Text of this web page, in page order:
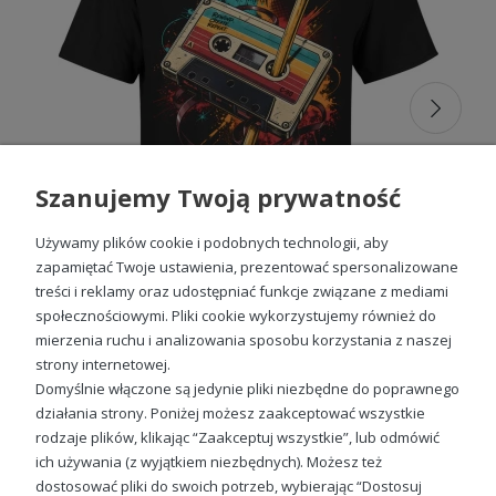
idealnie odpowiadać Twoim gustom. Dzięki szerokiemu
wyborowi wzorów i kolorów, każdaKpop koszulka
jest
dopracowana pod względem estetyki i detali, co sprawia, że
każdy fan K-popu znajdzie coś dla siebie. Oferujemy różne
rozmiary, tak aby każdy mógł znaleźć produkt, który spełni
jego oczekiwania. Co więcej, nasza kolekcja
muzycznych męskich z nadrukiemnie tylko podkreśla
zainteresowanie K-popem, ale także wprowadza element
Koszulki z nadrukiem Kpop –
wyjątkowy sposób na wyrażenie
siebie
Naszekoszulki z nadrukiem Kpopto doskonała okazja,
aby wyróżnić się na ulicy i podkreślić swoje muzyczne
zainteresowania. Każda
zaprojektowana, z dbałością o szczegóły, co sprawia, że
doskonale nadaje się do noszenia na co dzień oraz na
specjalne okazje. Grafiki na naszychkoszulkach z
nadrukiemsą trwałe, a kolory intensywne, co gwarantuje,
że Twój ulubiony motyw będzie cieszyć oko przez długi
czas. Dzięki trwałym materiałom nasze koszulki nie tracą na
Kaseta magnetofonowa muzyka lata 80 Męska koszulka
Sprawdź nasze social media
Szanujemy Twoją prywatność
Używamy plików cookie i podobnych technologii, aby
zapamiętać Twoje ustawienia, prezentować spersonalizowane
treści i reklamy oraz udostępniać funkcje związane z mediami
społecznościowymi. Pliki cookie wykorzystujemy również do
mierzenia ruchu i analizowania sposobu korzystania z naszej
strony internetowej.
Domyślnie włączone są jedynie pliki niezbędne do poprawnego
działania strony. Poniżej możesz zaakceptować wszystkie
rodzaje plików, klikając “Zaakceptuj wszystkie”, lub odmówić
ich używania (z wyjątkiem niezbędnych). Możesz też
dostosować pliki do swoich potrzeb, wybierając “Dostosuj